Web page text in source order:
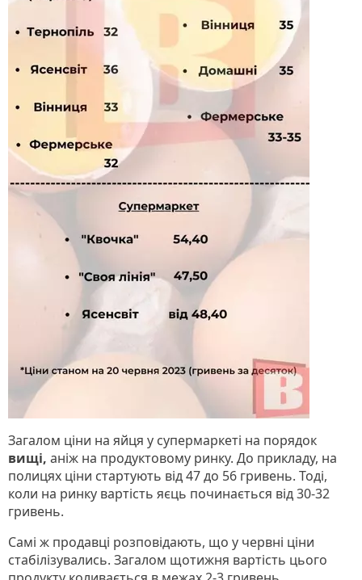
Загалом ціни на яйця у супермаркеті на порядок
вищі, аніж на продуктовому ринку. До прикладу, на
полицях ціни стартують від 47 до 56 гривень. Тоді,
коли на ринку вартість яєць починається від 30-32
гривень.
Самі ж продавці розповідають, що у червні ціни
стабілізувались. Загалом щотижня вартість цього